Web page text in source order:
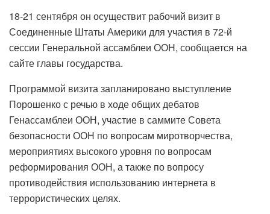
18-21 сентября он осуществит рабочий визит в
Соединенные Штаты Америки для участия в 72-й
сессии Генеральной ассамблеи ООН, сообщается на
сайте главы государства.
Программой визита запланировано выступление
Порошенко с речью в ходе общих дебатов
Генассамблеи ООН, участие в саммите Совета
безопасности ООН по вопросам миротворчества,
мероприятиях высокого уровня по вопросам
реформирования ООН, а также по вопросу
противодействия использованию интернета в
террористических целях.